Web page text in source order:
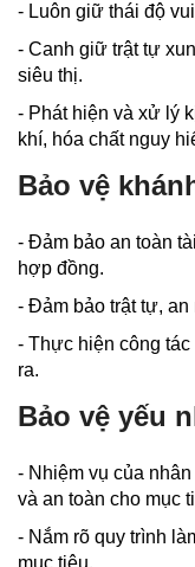
- Luôn giữ thái độ
- Canh giữ trật tự
siêu thị.
- Phát hiện và xử lý
khí, hóa chất nguy
Bảo vệ
- Đảm bảo an toàn
hợp đồng.
- Đảm bảo trật tự,
- Thực hiện công
ra.
Bảo vệ yếu
- Nhiệm vụ của
và an toàn cho mục
- Nắm rõ quy trình